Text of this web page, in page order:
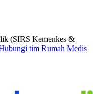
(SIRS Kemenkes &
tim Rumah Medis